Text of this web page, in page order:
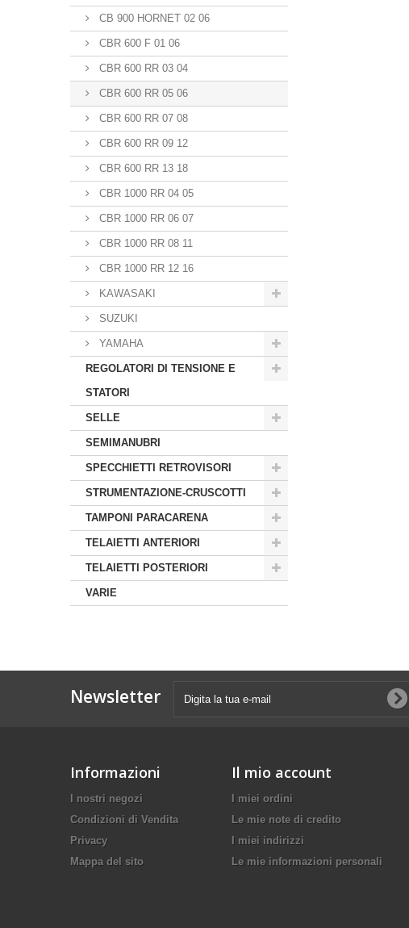
CB 900 HORNET 02 06
CBR 600 F 01 06
CBR 600 RR 03 04
CBR 600 RR 05 06
CBR 600 RR 07 08
CBR 600 RR 09 12
CBR 600 RR 13 18
CBR 1000 RR 04 05
CBR 1000 RR 06 07
CBR 1000 RR 08 11
CBR 1000 RR 12 16
KAWASAKI
SUZUKI
YAMAHA
REGOLATORI DI TENSIONE E
STATORI
SELLE
SEMIMANUBRI
SPECCHIETTI RETROVISORI
STRUMENTAZIONE-CRUSCOTTI
TAMPONI PARACARENA
TELAIETTI ANTERIORI
TELAIETTI POSTERIORI
VARIE
Newsletter
Informazioni
I nostri negozi
Condizioni di Vendita
Privacy
Mappa del sito
Il mio account
I miei ordini
Le mie note di credito
I miei indirizzi
Le mie informazioni personali